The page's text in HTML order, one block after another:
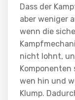
Dass der
aber weniger
wenn die
nicht lohnt,
Komponenten
wen hin und
Klump.